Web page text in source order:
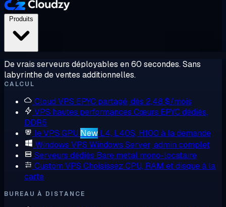
De vrais serveurs déployables en 60 secondes. Sans
labyrinthe de ventes additionnelles.
CALCUL
Cloud VPS EPYC partagé, dès 2,48 $/mois
VPS hautes performances Cœurs EPYC dédiés,
DDR5
le VPS GPU New L4, L40S, H100 à la demande
Windows VPS Windows Server, admin complet
Serveurs dédiés Bare metal mono-locataire
Custom VPS Choisissez CPU, RAM et disque à la
carte
BUREAU À DISTANCE